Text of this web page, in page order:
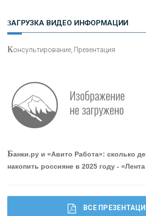
привлечь и удержать персонал -
ЗАГРУЗКА ВИДЕО ИНФОРМАЦИИ
Консультирование, Презентация
Банки.ру и «Авито Работа»: сколько
накопить россияне в 2025 году -
ВСЕ